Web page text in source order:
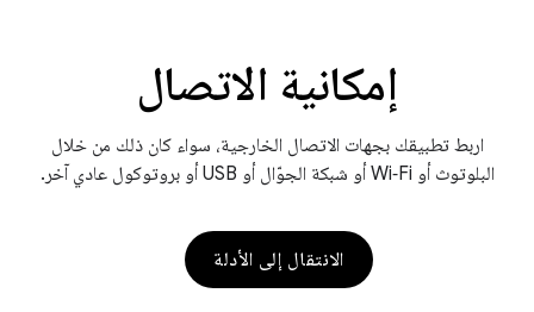
إمكانية الاتصال
اربط تطبيقك بجهات الاتصال الخارجية، سواء كان ذلك من خلال
البلوتوث أو Wi‑Fi أو شبكة الجوّال أو USB أو بروتوكول عادي آخر.
الانتقال إلى الأدلة